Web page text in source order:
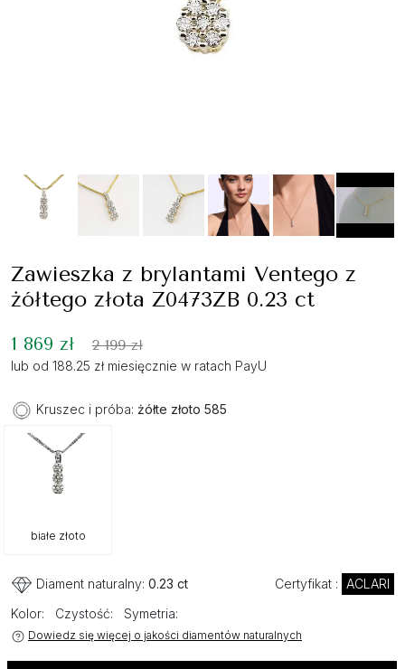
Zawieszka z brylantami Ventego z
żółtego złota Z0473ZB 0.23 ct
1 869 zł 2 199 zł
lub od 188.25 zł miesięcznie w ratach PayU
Kruszec i próba: żółte złoto 585
białe złoto
Diament naturalny: 0.23 ct Certyfikat : ACLARI
Kolor:
Czystość: Symetria:
Dowiedz się więcej o jakości diamentów naturalnych